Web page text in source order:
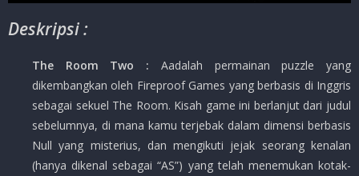
Deskripsi :
The Room Two : Aadalah permainan puzzle yang
dikembangkan oleh Fireproof Games yang berbasis di Inggris
sebagai sekuel The Room. Kisah game ini berlanjut dari judul
sebelumnya, di mana kamu terjebak dalam dimensi berbasis
Null yang misterius, dan mengikuti jejak seorang kenalan
(hanya dikenal sebagai “AS”) yang telah menemukan kotak-